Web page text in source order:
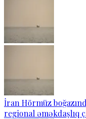
İran Hörmüz
regional əməkdaşlıq